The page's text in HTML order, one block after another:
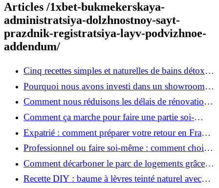
Articles /1xbet-bukmekerskaya-
administratsiya-dolzhnostnoy-sayt-
prazdnik-registratsiya-layv-podvizhnoe-
addendum/
Cinq recettes simples et naturelles de bains détox
maison
Pourquoi nous avons investi dans un showroom-
atelier et ce que cela apporte aux clients
Comment nous réduisons les délais de rénovation à
3 mois au lieu de 6?
Comment ça marche pour faire une partie soi-
même et nous confier le reste ?
Expatrié : comment préparer votre retour en France
et rénover votre bien à distance ?
Professionnel ou faire soi-même : comment choisir
pour votre rénovation ?
Comment décarboner le parc de logements grâce à
la rénovation énergétique ?
Recette DIY : baume à lèvres teinté naturel avec